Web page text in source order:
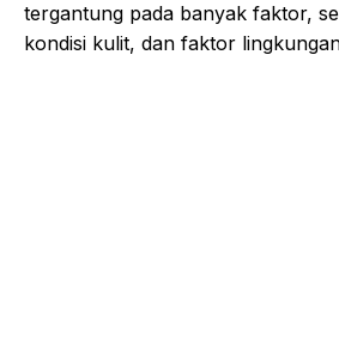
tergantung pada banyak faktor,
kondisi kulit, dan faktor